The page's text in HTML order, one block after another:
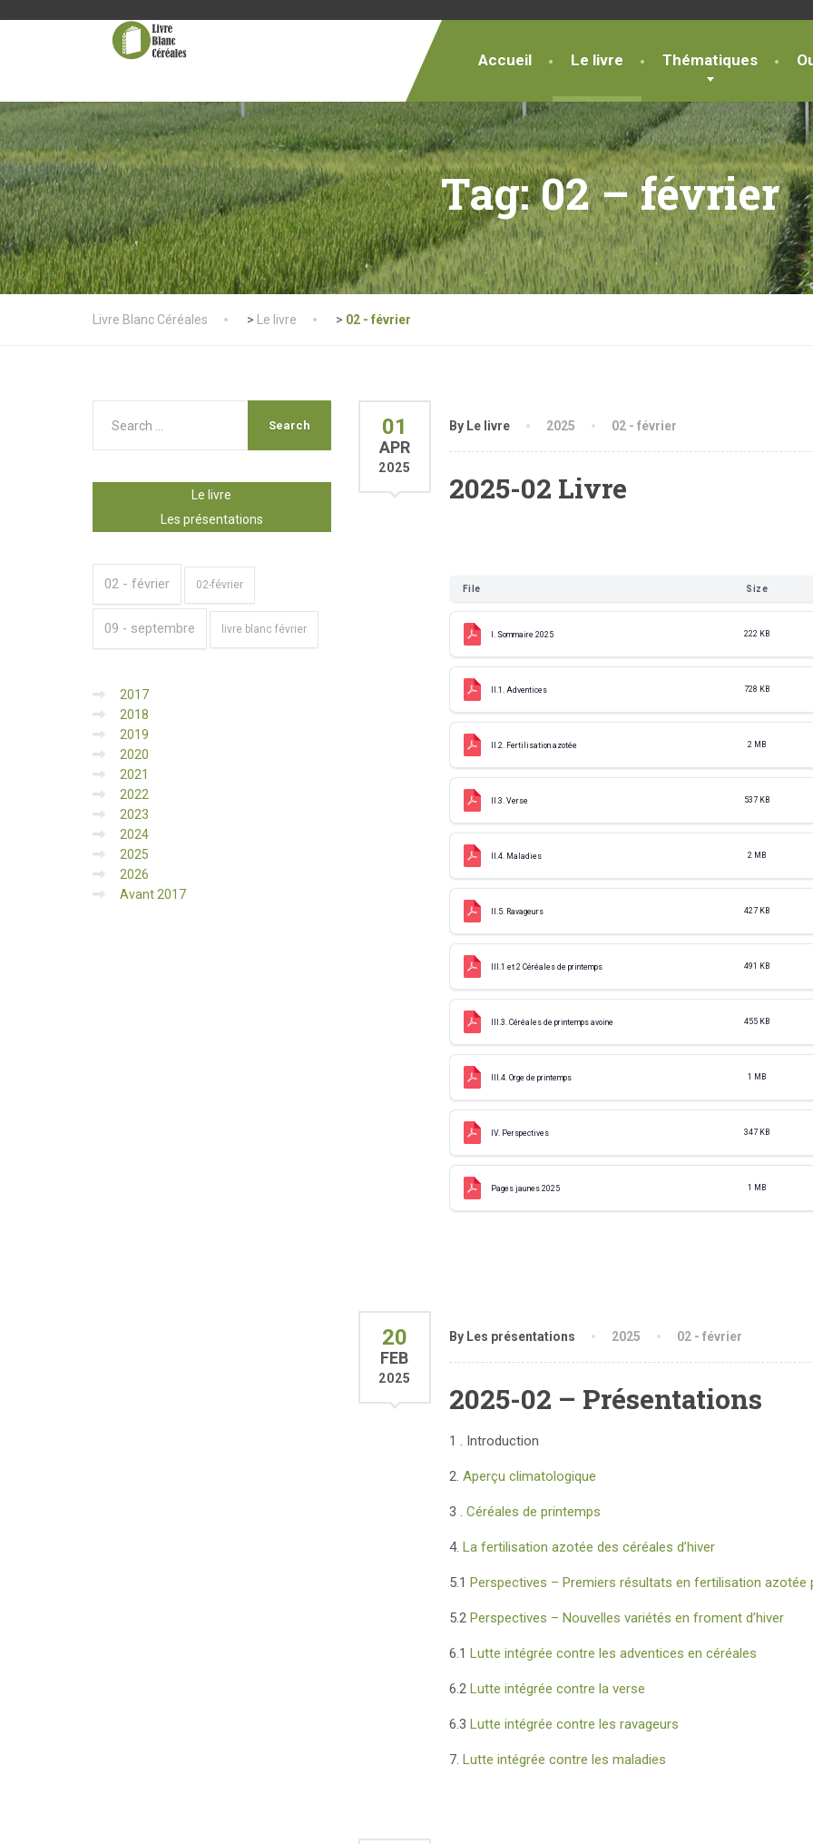
Accueil Le livre Thématiques
Tag:02 – février
Livre Blanc Céréales > Le livre > 02 - février
01
APR
2025
By Le livre 2025 02 - février
2025-02 Livre
File Size
I. Sommaire 2025 222 KB
II.1. Adventices 728 KB
II.2. Fertilisation azotée 2 MB
II.3. Verse 537 KB
II.4. Maladies 2 MB
II.5. Ravageurs 427 KB
III.1 et 2 Céréales de printemps 491 KB
III.3. Céréales de printemps avoine 455 KB
III.4. Orge de printemps 1 MB
IV. Perspectives 347 KB
Pages jaunes 2025 1 MB
20
FEB
2025
By Les présentations 2025 02 - février
2025-02 – Présentations
1 . Introduction
2. Aperçu climatologique
3 . Céréales de printemps
4. La fertilisation azotée des céréales d’hiver
5.1 Perspectives – Premiers résultats en fertilisation azotée
5.2 Perspectives – Nouvelles variétés en froment d’hiver
6.1 Lutte intégrée contre les adventices en céréales
6.2 Lutte intégrée contre la verse
6.3 Lutte intégrée contre les ravageurs
7. Lutte intégrée contre les maladies
Le livre
Les présentations
02 - février 02-février
09 - septembre livre blanc février
2017
2018
2019
2020
2021
2022
2023
2024
2025
2026
Avant 2017